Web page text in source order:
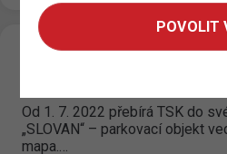
Od 1. 7. 2022 přebírá TSK do
„SLOVAN“ – parkovací objekt
mapa.…
POVOLIT